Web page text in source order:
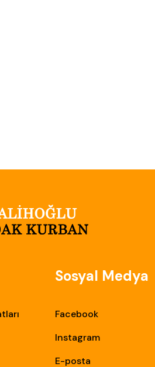
Sosyal Medya
Facebook
Instagram
E-posta